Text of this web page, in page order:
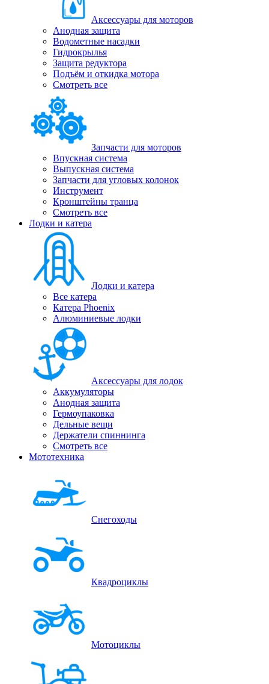
Аксессуары для моторов
Анодная защита
Водометные насадки
Гидрокрылья
Защита редуктора
Подъём и откидка мотора
Смотреть все
Запчасти для моторов
Впускная система
Выпускная система
Запчасти для угловых колонок
Инструмент
Кронштейны транца
Смотреть все
Лодки и катера
Лодки и катера
Все катера
Катера Phoenix
Алюминиевые лодки
Аксессуары для лодок
Аккумуляторы
Анодная защита
Гермоупаковка
Дельные вещи
Держатели спиннинга
Смотреть все
Мототехника
Снегоходы
Квадроциклы
Мотоциклы